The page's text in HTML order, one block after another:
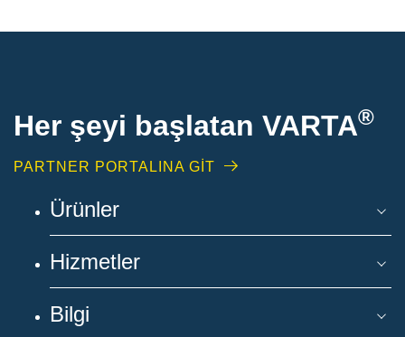
Her şeyi başlatan VARTA®
PARTNER PORTALINA GİT
Ürünler
Hizmetler
Bilgi